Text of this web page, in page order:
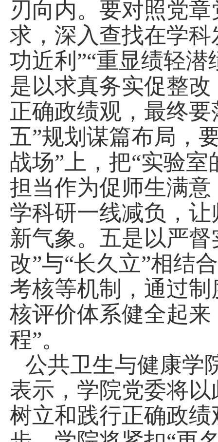
刃向内。要对照党
求，深入查找在学
功近利”“重显绩轻
是以求真务实促整
正确政绩观，最终
五”规划谋篇布局，
战场”上，把“实验
担当作为促师生满
学科研一线减负，
新气象。五是以严
改”与“长久立”相结
考核等机制，通过
核评价体系健全起来
程”。
公共卫生与健康学
表示，学院党委将
树立和践行正确政